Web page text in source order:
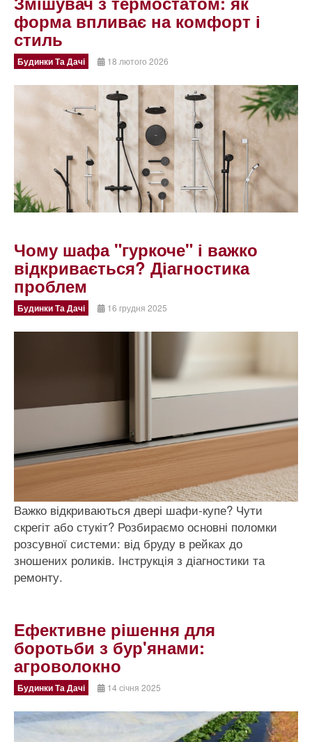
форма впливає на комфорт і
стиль
Будинки Та Дачі 18 лютого 2026
Чому шафа "гуркоче" і важко
відкривається? Діагностика
проблем
Будинки Та Дачі 16 грудня 2025
Важко відкриваються двері шафи-купе? Чути
скрегіт або стукіт? Розбираємо основні поломки
розсувної системи: від бруду в рейках до
зношених роликів. Інструкція з діагностики та
ремонту.
Ефективне рішення для
боротьби з бур'янами:
агроволокно
Будинки Та Дачі 14 січня 2025